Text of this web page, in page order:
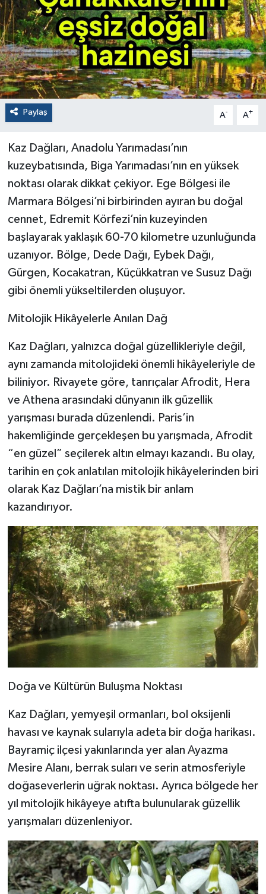
Paylaş A- A+
Kaz Dağları, Anadolu Yarımadası’nın
kuzeybatısında, Biga Yarımadası’nın en yüksek
noktası olarak dikkat çekiyor. Ege Bölgesi ile
Marmara Bölgesi’ni birbirinden ayıran bu doğal
cennet, Edremit Körfezi’nin kuzeyinden
başlayarak yaklaşık 60-70 kilometre uzunluğunda
uzanıyor. Bölge, Dede Dağı, Eybek Dağı,
Gürgen, Kocakatran, Küçükkatran ve Susuz Dağı
gibi önemli yükseltilerden oluşuyor.
Mitolojik Hikâyelerle Anılan Dağ
Kaz Dağları, yalnızca doğal güzellikleriyle değil,
aynı zamanda mitolojideki önemli hikâyeleriyle de
biliniyor. Rivayete göre, tanrıçalar Afrodit, Hera
ve Athena arasındaki dünyanın ilk güzellik
yarışması burada düzenlendi. Paris’in
hakemliğinde gerçekleşen bu yarışmada, Afrodit
“en güzel” seçilerek altın elmayı kazandı. Bu olay,
tarihin en çok anlatılan mitolojik hikâyelerinden biri
olarak Kaz Dağları’na mistik bir anlam
kazandırıyor.
Doğa ve Kültürün Buluşma Noktası
Kaz Dağları, yemyeşil ormanları, bol oksijenli
havası ve kaynak sularıyla adeta bir doğa harikası.
Bayramiç ilçesi yakınlarında yer alan Ayazma
Mesire Alanı, berrak suları ve serin atmosferiyle
doğaseverlerin uğrak noktası. Ayrıca bölgede her
yıl mitolojik hikâyeye atıfta bulunularak güzellik
yarışmaları düzenleniyor.